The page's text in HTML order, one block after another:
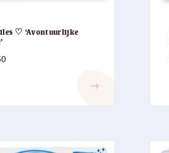
♡ ‘Avontuurlijke
east